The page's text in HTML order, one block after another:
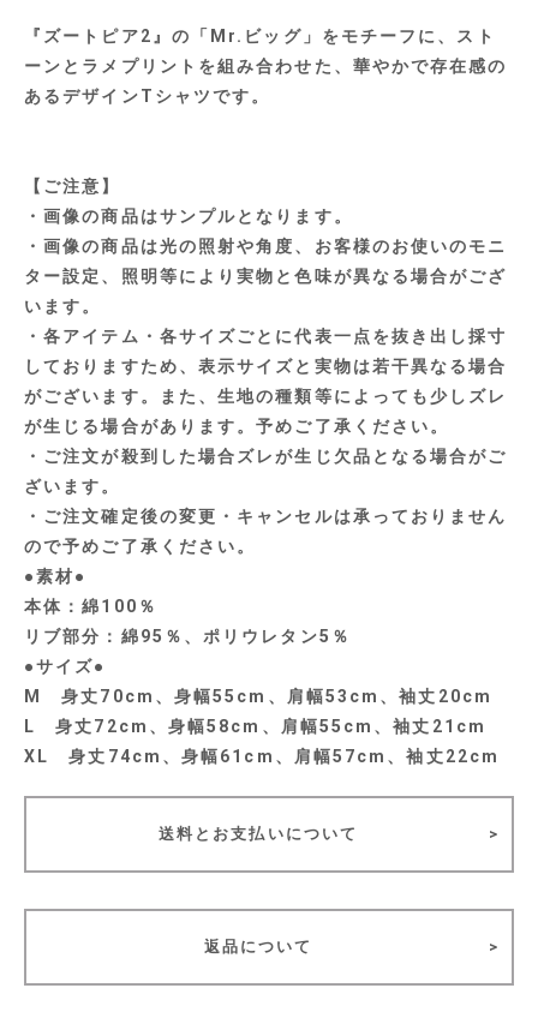
『ズートピア2』の「Mr.ビッグ」をモチーフに、スト
ーンとラメプリントを組み合わせた、華やかで存在感の
あるデザインTシャツです。
【ご注意】
・画像の商品はサンプルとなります。
・画像の商品は光の照射や角度、お客様のお使いのモニ
ター設定、照明等により実物と色味が異なる場合がござ
います。
・各アイテム・各サイズごとに代表一点を抜き出し採寸
しておりますため、表示サイズと実物は若干異なる場合
がございます。また、生地の種類等によっても少しズレ
が生じる場合があります。予めご了承ください。
・ご注文が殺到した場合ズレが生じ欠品となる場合がご
ざいます。
・ご注文確定後の変更・キャンセルは承っておりません
ので予めご了承ください。
●素材●
本体：綿100％
リブ部分：綿95％、ポリウレタン5％
●サイズ●
M 身丈70cm、身幅55cm、肩幅53cm、袖丈20cm
L 身丈72cm、身幅58cm、肩幅55cm、袖丈21cm
XL 身丈74cm、身幅61cm、肩幅57cm、袖丈22cm
送料とお支払いについて
返品について